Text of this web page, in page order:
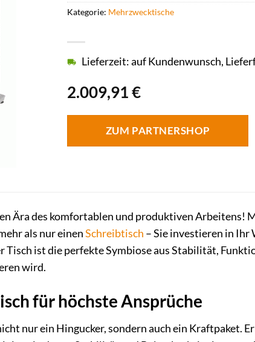
2.009,91€
Lieferzeit: auf Kundenwunsch,
ZUM PARTNERSHOP
Kategorie: Mehrzwecktische
Ära des komfortablen und produktiven Arbeitens!
als nur einenSchreibtisch – Sie investieren in Ihr
Tisch ist die perfekte Symbiose aus Stabilität,
wird.
für höchste Ansprüche
nur ein Hingucker, sondern auch ein Kraftpaket.